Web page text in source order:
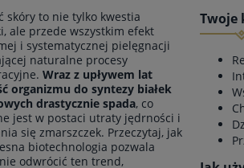
skóry to nie tylko kwestia
ale przede wszystkim efekt
i systematycznej pielęgnacji
naturalne procesy
Wraz z upływem lat
organizmu do syntezy białek
drastycznie spada, co
jest w postaci utraty jędrności i
się zmarszczek. Przeczytaj, jak
biotechnologia pozwala
odwrócić ten trend,
Twoje